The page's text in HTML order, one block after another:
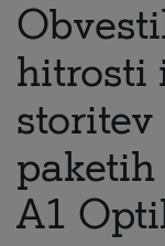
hitrosti
A1